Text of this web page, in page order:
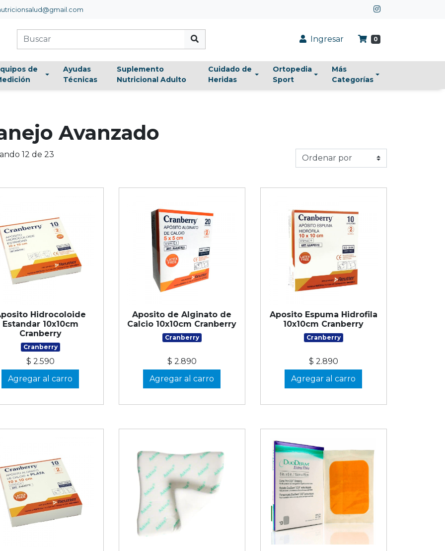
Ingresar 0
de
Ayudas
Técnicas
Suplemento
Nutricional Adulto
Cuidado de
Heridas
Ortopedia
Sport
Más
Categorías
Avanzado
12 de 23
Hidrocoloide
Estandar 10x10cm
Cranberry
Cranberry
$ 2.590
Agregar al carro
Aposito de Alginato de
Calcio 10x10cm Cranberry
Cranberry
$ 2.890
Agregar al carro
Aposito Espuma Hidrofila
10x10cm Cranberry
Cranberry
$ 2.890
Agregar al carro